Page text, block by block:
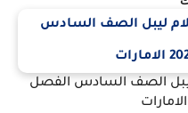
ليبل الصف السادس الفصل